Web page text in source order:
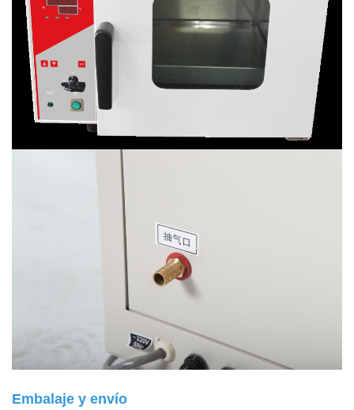
Embalaje y envío